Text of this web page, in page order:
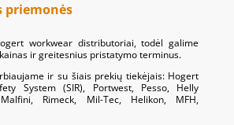
priemonės
workwear distributoriai, todėl galime
ir greitesnius pristatymo terminus.
ir su šiais prekių tiekėjais: Hogert
System (SIR), Portwest, Pesso, Helly
Rimeck, Mil-Tec, Helikon, MFH,